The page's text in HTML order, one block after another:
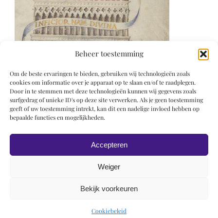
Beheer toestemming
Om de beste ervaringen te bieden, gebruiken wij technologieën zoals
cookies om informatie over je apparaat op te slaan en/of te raadplegen.
Door in te stemmen met deze technologieën kunnen wij gegevens zoals
surfgedrag of unieke ID's op deze site verwerken. Als je geen toestemming
geeft of uw toestemming intrekt, kan dit een nadelige invloed hebben op
bepaalde functies en mogelijkheden.
Accepteren
Weiger
Bekijk voorkeuren
Cookiebeleid
© 2019 Roel Wiechers | Powered by